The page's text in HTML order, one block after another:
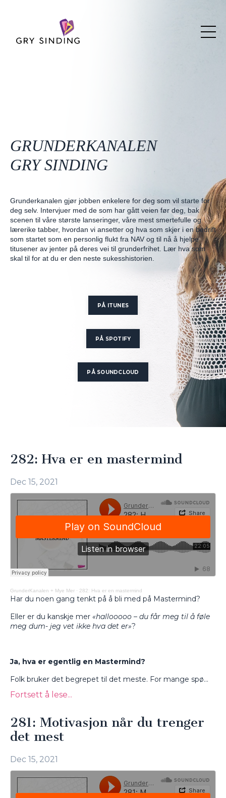
GRUNDERKANALEN
GRY SINDING
Grunderkanalen gjør jobben enkelere for deg som vil starte for
deg selv. Intervjuer med de som har gått veien før deg, bak
scenen til våre største lanseringer, våre mest smertefulle og
lærerike tabber, hvordan vi ansetter og hva som skjer i en bedrift
som startet som en personlig flukt fra NAV og til nå å hjelpe
titusener av jenter på deres vei til grunderfrihet. Lær hva som
skal til for at du er den neste sukesshistorien.
PÅ ITUNES
PÅ SPOTIFY
PÅ SOUNDCLOUD
282: Hva er en mastermind
Dec 15, 2021
GrunderKanalen + Mye Mer · 282: Hva er en mastermind
Har du noen gang tenkt på å bli med på Mastermind?
Eller er du kanskje mer «hallooooo – du får meg til å føle
meg dum- jeg vet ikke hva det er»?
Ja, hva er egentlig en Mastermind?
Folk bruker det begrepet til det meste. For mange spø...
Fortsett å lese...
281: Motivasjon når du trenger
det mest
Dec 15, 2021